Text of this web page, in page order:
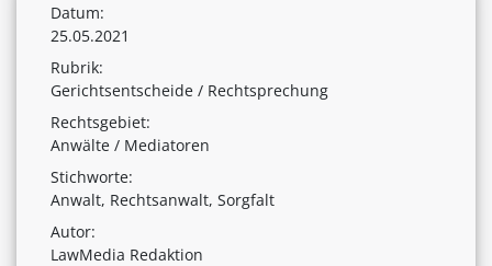
Datum:
25.05.2021
Rubrik:
Gerichtsentscheide / Rechtsprechung
Rechtsgebiet:
Anwälte / Mediatoren
Stichworte:
Anwalt, Rechtsanwalt, Sorgfalt
Autor:
LawMedia Redaktion